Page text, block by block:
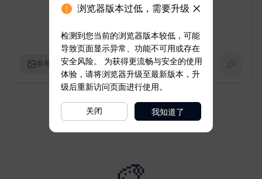
浏览器版本过低，需要升级
检测到您当前的浏览器版本较低，可能
导致页面显示异常、功能不可用或存在
安全风险。 为获得更流畅与安全的使用
体验，请将浏览器升级至最新版本，升
级后重新访问页面进行使用。
关闭 我知道了